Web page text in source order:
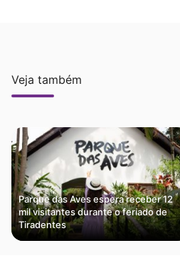
Veja também
Parque das Aves espera receber 12
mil visitantes durante o feriado de
Tiradentes